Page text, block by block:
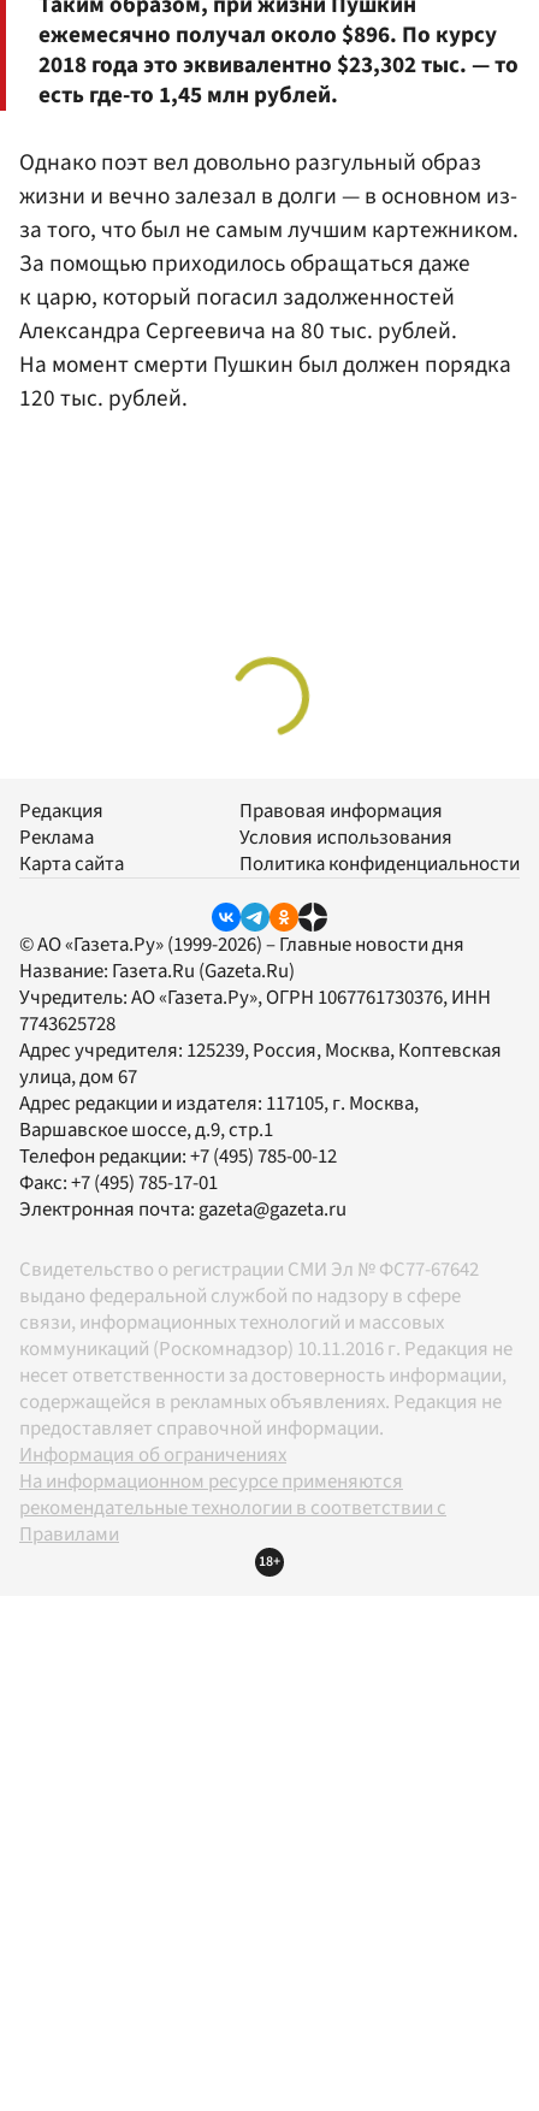
ежемесячно получал около $896. По курсу
2018 года это эквивалентно $23,302 тыс. — то
есть где-то 1,45 млн рублей.
Однако поэт вел довольно разгульный образ
жизни и вечно залезал в долги — в основном из-
за того, что был не самым лучшим картежником.
За помощью приходилось обращаться даже
к царю, который погасил задолженностей
Александра Сергеевича на 80 тыс. рублей.
На момент смерти Пушкин был должен порядка
120 тыс. рублей.
Редакция
Реклама
Карта сайта
Правовая информация
Условия использования
Политика конфиденциальности
© АО «Газета.Ру» (1999-2026) – Главные новости дня
Название: Газета.Ru (Gazeta.Ru)
Учредитель:АО «Газета.Ру», ОГРН 1067761730376, ИНН
7743625728
Адрес учредителя: 125239, Россия, Москва, Коптевская
улица, дом 67
Адрес редакции и издателя: 117105, г. Москва,
Варшавское шоссе, д.9, стр.1
Телефон редакции:+7 (495) 785-00-12
Факс:+7 (495) 785-17-01
Электронная почта: gazeta@gazeta.ru
Свидетельство о регистрации СМИ Эл № ФС77-67642
выдано федеральной службой по надзору в сфере
связи, информационных технологий и массовых
коммуникаций (Роскомнадзор) 10.11.2016 г. Редакция не
несет ответственности за достоверность информации,
содержащейся в рекламных объявлениях. Редакция не
предоставляет справочной информации.
Информация об ограничениях
На информационном ресурсе применяются
рекомендательные технологии в соответствии с
Правилами
18+